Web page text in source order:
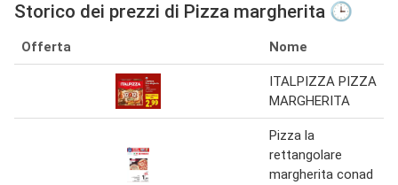
Storico dei prezzi di Pizza margherita 🕒
Offerta Nome
ITALPIZZA PIZZA
MARGHERITA
Pizza la
rettangolare
margherita conad